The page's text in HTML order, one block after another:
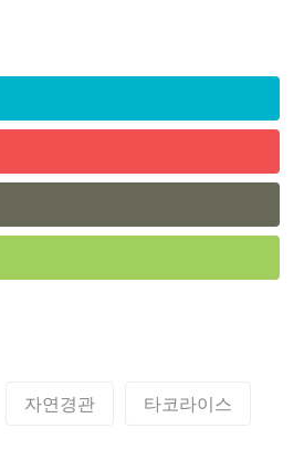
자연경관 타코라이스